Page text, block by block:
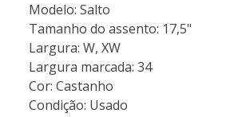
Modelo: Salto
Tamanho do assento: 17,5"
Largura: W, XW
Largura marcada: 34
Cor: Castanho
Condição: Usado